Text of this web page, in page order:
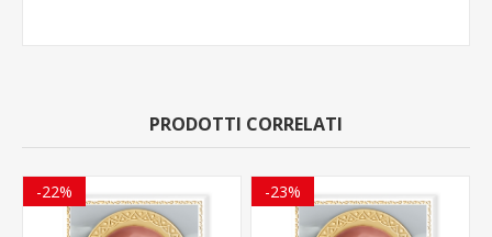
PRODOTTI CORRELATI
-22% -23%